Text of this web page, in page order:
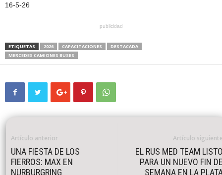
16-5-26
publicidad
ETIQUETAS 2026 CAPACITACIONES
DESTACADA
MERCEDES CAMIONES BUSES
Artículo anterior
UNA FIESTA DE LOS
FIERROS: MAX EN
NURBURGRING
Artículo
EL RUS MED TEAM
PARA UN NUEVO FIN
SEMANA EN LA